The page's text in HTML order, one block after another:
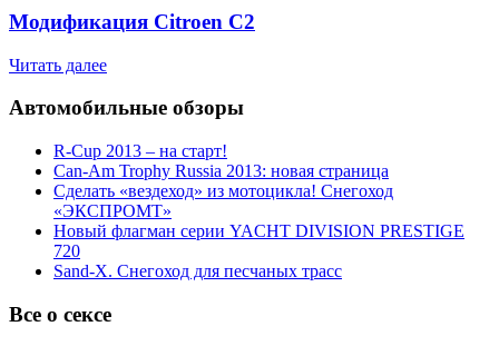
Модификация Citroen С2
Читать далее
Автомобильные обзоры
R-Cup 2013 – на старт!
Can-Am Trophy Russia 2013: новая страница
Сделать «вездеход» из мотоцикла! Снегоход
«ЭКСПРОМТ»
Новый флагман серии YACHT DIVISION PRESTIGE
720
Sand-X. Снегоход для песчаных трасс
Все о сексе